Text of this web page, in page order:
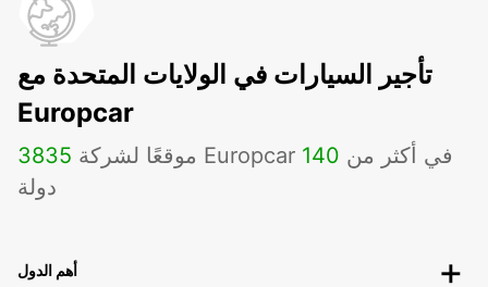
تأجير السيارات في الولايات المتحدة مع
Europcar
3835 موقعًا لشركة Europcar في أكثر من 140
دولة
أهم الدول